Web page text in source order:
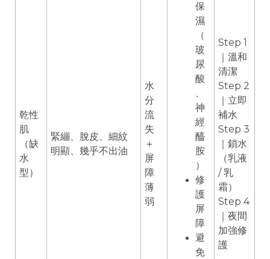
乾性
肌
（缺
水
型）
緊繃、脫皮、細紋
明顯、幾乎不出油
水
分
流
失
＋
屏
障
薄
弱
保
濕
（
玻
尿
酸
、
神
經
醯
胺
）
修
護
屏
障
避
免
Step 1
｜溫和
清潔
Step 2
｜立即
補水
Step 3
｜鎖水
（乳液
/ 乳
霜）
Step 4
｜夜間
加強修
護